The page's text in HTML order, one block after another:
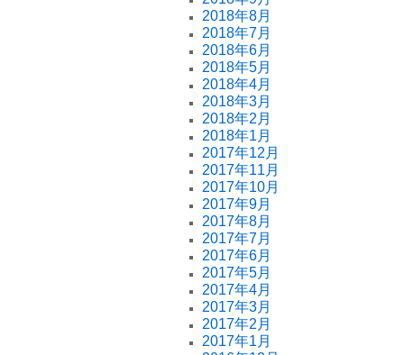
2018年8月
2018年7月
2018年6月
2018年5月
2018年4月
2018年3月
2018年2月
2018年1月
2017年12月
2017年11月
2017年10月
2017年9月
2017年8月
2017年7月
2017年6月
2017年5月
2017年4月
2017年3月
2017年2月
2017年1月